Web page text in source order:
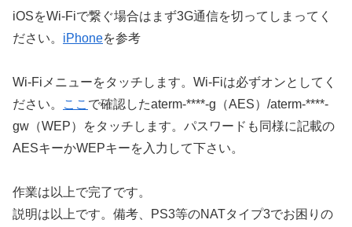
iOSをWi-Fiで繋ぐ場合はまず3G通信を切ってしまってく
ださい。 iPhoneを参考
Wi-Fiメニューをタッチします。Wi-Fiは必ずオンとしてく
ださい。
ここ で確認したaterm-****-g（AES）/aterm-****-
gw（WEP）をタッチします。パスワードも同様に記載の
AESキーかWEPキーを入力して下さい。
作業は以上で完了です。
説明は以上です。備考、PS3等のNATタイプ3でお困りの